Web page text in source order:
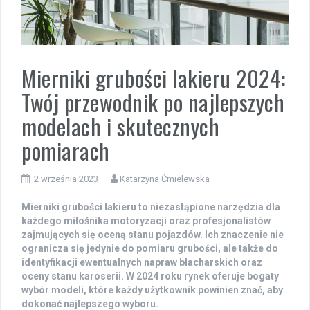
Mierniki grubości lakieru 2024:
Twój przewodnik po najlepszych
modelach i skutecznych
pomiarach
2 września 2023 Katarzyna Ćmielewska
Mierniki grubości lakieru to niezastąpione narzędzia dla
każdego miłośnika motoryzacji oraz profesjonalistów
zajmujących się oceną stanu pojazdów. Ich znaczenie nie
ogranicza się jedynie do pomiaru grubości, ale także do
identyfikacji ewentualnych napraw blacharskich oraz
oceny stanu karoserii. W 2024 roku rynek oferuje bogaty
wybór modeli, które każdy użytkownik powinien znać, aby
dokonać najlepszego wyboru.